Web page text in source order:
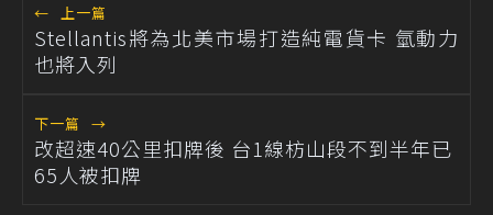
← 上一篇
Stellantis將為北美市場打造純電貨卡 氫動力
也將入列
下一篇 →
改超速40公里扣牌後 台1線枋山段不到半年已
65人被扣牌